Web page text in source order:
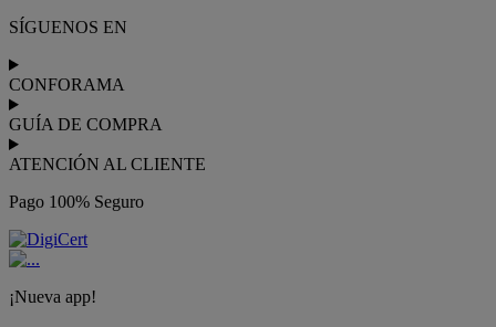
SÍGUENOS EN
CONFORAMA
GUÍA DE COMPRA
ATENCIÓN AL CLIENTE
Pago 100% Seguro
¡Nueva app!